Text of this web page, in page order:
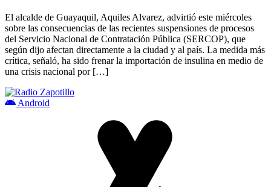
El alcalde de Guayaquil, Aquiles Alvarez, advirtió este miércoles
sobre las consecuencias de las recientes suspensiones de procesos
del Servicio Nacional de Contratación Pública (SERCOP), que
según dijo afectan directamente a la ciudad y al país. La medida más
crítica, señaló, ha sido frenar la importación de insulina en medio de
una crisis nacional por […]
Android